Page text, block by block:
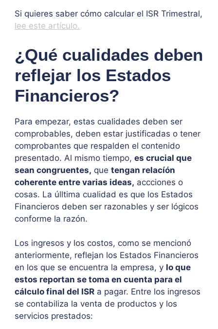
Si quieres saber cómo calcular el ISR Trimestral,
lee este artículo.
¿Qué cualidades deben
reflejar los Estados
Financieros?
Para empezar, estas cualidades deben ser
comprobables, deben estar justificadas o tener
comprobantes que respalden el contenido
presentado. Al mismo tiempo, es crucial que
sean congruentes, que tengan relacíón
coherente entre varias ideas, accciones o
cosas. La úlltima cualidad es que los Estados
Financieros deben ser razonables y ser lógicos
conforme la razón.
Los ingresos y los costos, como se mencionó
anteriormente, reflejan los Estados Financieros
en los que se encuentra la empresa, y lo que
estos reportan se toma en cuenta para el
cálculo final del ISR a pagar. Entre los ingresos
se contabiliza la venta de productos y los
servicios prestados: